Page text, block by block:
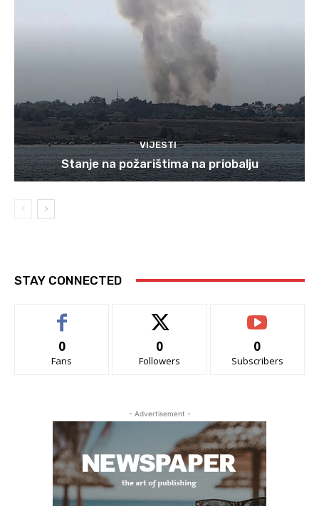
VIJESTI
Stanje na požarištima na priobalju
STAY CONNECTED
0
Fans
0
Followers
0
Subscribers
- Advertisement -